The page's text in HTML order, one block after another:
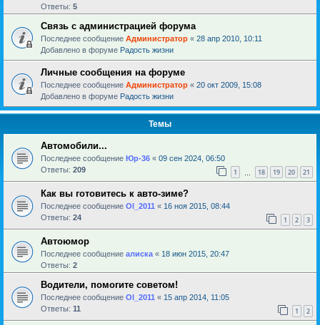
Ответы: 5
Связь с администрацией форума
Последнее сообщение Администратор « 28 апр 2010, 10:11
Добавлено в форуме Радость жизни
Личные сообщения на форуме
Последнее сообщение Администратор « 20 окт 2009, 15:08
Добавлено в форуме Радость жизни
Темы
Автомобили...
Последнее сообщение Юр-36 « 09 сен 2024, 06:50
Ответы: 209 1 18 19 20 21
Как вы готовитесь к авто-зиме?
Последнее сообщение Ol_2011 « 16 ноя 2015, 08:44
Ответы: 24 1 2 3
Автоюмор
Последнее сообщение алиска « 18 июн 2015, 20:47
Ответы: 2
Водители, помогите советом!
Последнее сообщение Ol_2011 « 15 апр 2014, 11:05
Ответы: 11 1 2